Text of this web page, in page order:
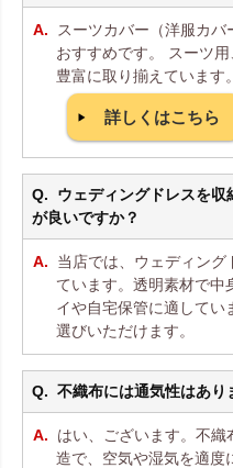
スーツカバー（洋服カ
おすすめです。 スーツ
豊富に取り揃えています。
詳しくはこちら
ウェディングドレスを
が良いですか？
当店では、ウェディング
ています。透明素材で中
イや自宅保管に適してい
選びいただけます。
不織布には通気性はあり
はい、ございます。不
造で、空気や湿気を適度